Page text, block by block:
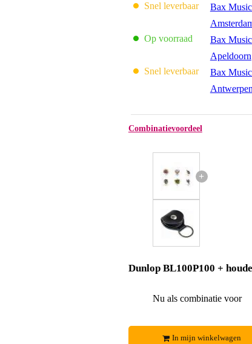
Snel leverbaar
Bax
Op voorraad
Bax
Apeldoorn
Snel leverbaar
Bax
Antwerpen
Combinatievoordeel
+
Dunlop BL100P100 +
Nu als combinatie voor
In mijn winkelwagen